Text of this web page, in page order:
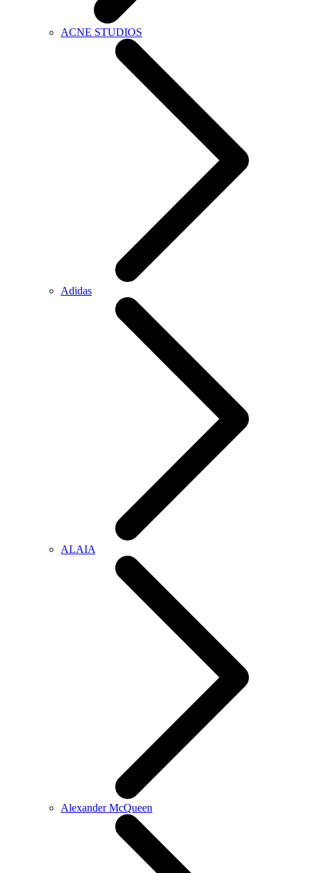
ACNE STUDIOS
Adidas
ALAIA
Alexander McQueen